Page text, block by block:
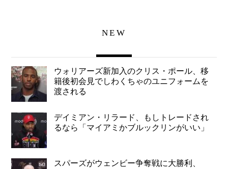
NEW
ウォリアーズ新加入のクリス・ポール、移
籍後初会見でしわくちゃのユニフォームを
渡される
デイミアン・リラード、もしトレードされ
るなら「マイアミかブルックリンがいい」
スパーズがウェンビー争奪戦に大勝利、